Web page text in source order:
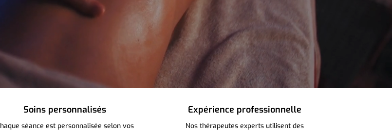
Soins personnalisés
séance est personnalisée selon vos
Expérience professionnelle
Nos thérapeutes experts utilisent des